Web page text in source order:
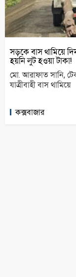
সড়কে বাস থামিয়ে
হয়নি লুট হওয়া টাকা!
মো. আরাফাত সানি,
যাত্রীবাহী বাস থামিয়ে
কক্সবাজার